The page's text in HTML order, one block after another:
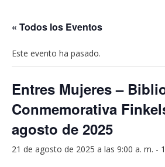
« Todos los Eventos
Este evento ha pasado.
Entres Mujeres –
Conmemorativa
agosto de 2025
21 de agosto de 2025 a las 9:00 a. m. -